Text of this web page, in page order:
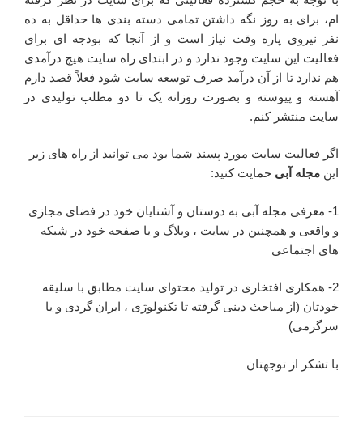
ام، برای به روز نگه داشتن تمامی دسته بندی ها حداقل به ده
نفر نیروی پاره وقت نیاز است و از آنجا که بودجه ای برای
فعالیت این سایت وجود ندارد و در ابتدای راه سایت هیچ درآمدی
هم ندارد تا از آن درآمد صرف توسعه سایت شود فعلاً قصد دارم
آهسته و پیوسته و بصورت روزانه یک تا دو مطلب تولیدی در
سایت منتشر کنم.
اگر فعالیت سایت مورد پسند شما بود می توانید از راه های زیر
این مجله آبی حمایت کنید:
1- معرفی مجله آبی به دوستان و آشنایان خود در فضای مجازی
و واقعی و همچنین در سایت ، وبلاگ و یا صفحه خود در شبکه
های اجتماعی
2- همکاری افتخاری در تولید محتوای سایت مطابق با سلیقه
خودتان (از مباحث دینی گرفته تا تکنولوژی ، ایران گردی و یا
سرگرمی)
با تشکر از توجهتان